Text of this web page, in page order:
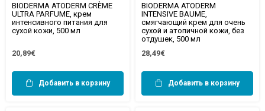
BIODERMA ATODERM CRÈME
ULTRA PARFUME, крем
интенсивного питания для
сухой кожи, 500 мл
20,89€
Добавить в корзину
BIODERMA ATODERM
INTENSIVE BAUME,
смягчающий крем для очень
сухой и атопичной кожи, без
отдушек, 500 мл
28,49€
Добавить в корзину